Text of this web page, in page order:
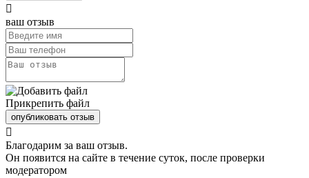

ваш отзыв
Прикрепить файл
опубликовать отзыв

Благодарим за ваш отзыв.
Он появится на сайте в течение суток, после проверки
модератором